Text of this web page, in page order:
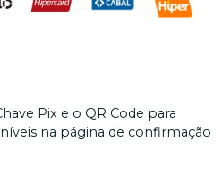
Pix e o QR Code para
na página de confirmação